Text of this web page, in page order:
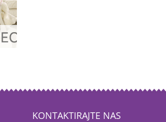
KONTAKTIRAJTE NAS